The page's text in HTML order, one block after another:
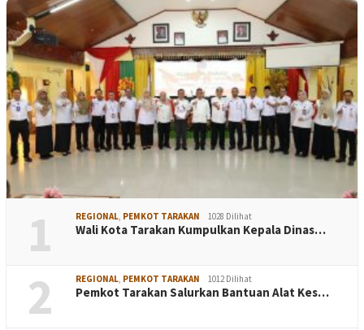
1 REGIONAL, PEMKOT TARAKAN 1028 Dilihat
Wali Kota Tarakan Kumpulkan Kepala Dinas…
2 REGIONAL, PEMKOT TARAKAN 1012 Dilihat
Pemkot Tarakan Salurkan Bantuan Alat Kes…